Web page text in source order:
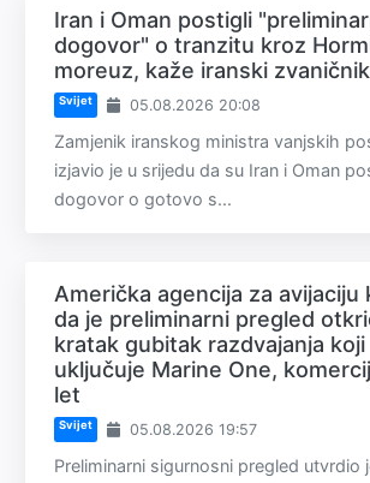
Iran i Oman postigli
dogovor" o tranzitu kroz
moreuz, kaže iranski zvaničnik
Svijet 05.08.2026 20:08
Zamjenik iranskog ministra vanjskih
izjavio je u srijedu da su Iran i Oman
dogovor o gotovo s...
Američka agencija za avijaciju
da je preliminarni pregled
kratak gubitak razdvajanja koji
uključuje Marine One,
let
Svijet 05.08.2026 19:57
Preliminarni sigurnosni pregled utvrdio